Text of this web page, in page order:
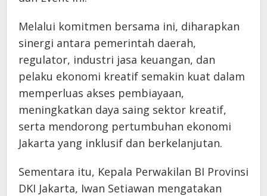
Melalui komitmen bersama ini, diharapkan
sinergi antara pemerintah daerah,
regulator, industri jasa keuangan, dan
pelaku ekonomi kreatif semakin kuat dalam
memperluas akses pembiayaan,
meningkatkan daya saing sektor kreatif,
serta mendorong pertumbuhan ekonomi
Jakarta yang inklusif dan berkelanjutan.
Sementara itu, Kepala Perwakilan BI Provinsi
DKI Jakarta, Iwan Setiawan mengatakan